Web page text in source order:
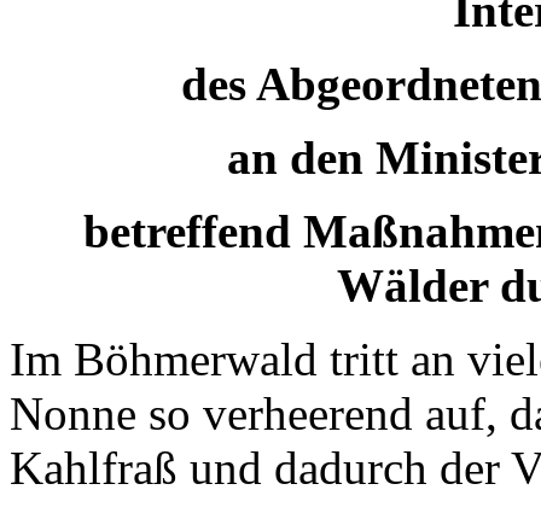
des
an den
betreffend
Wälder
Im Böhmerwald tritt an
Nonne so verheerend auf,
Kahlfraß und dadurch der